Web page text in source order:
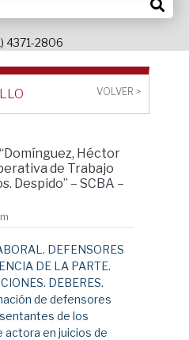
4371-2806
VOLVER >
Héctor
de Trabajo
Despido” – SCBA –
DEFENSORES
DE LA PARTE.
DEBERES.
de defensores
de los
actora en juicios de